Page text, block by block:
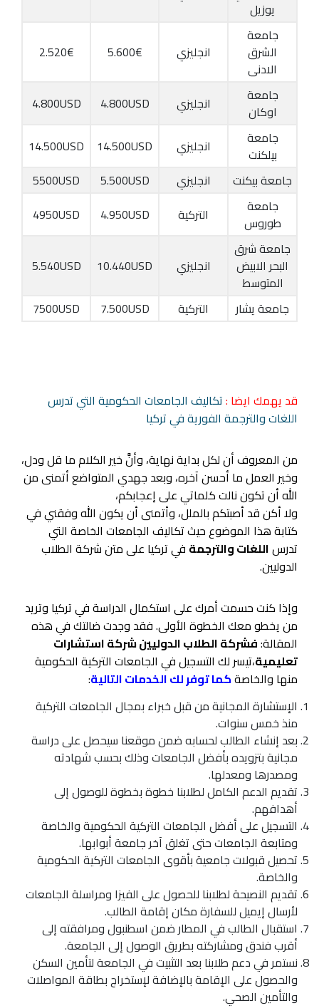
يوزيل
جامعة
الشرق
الادنى
انجليزي 5.600€
2.520€
جامعة
اوكان
انجليزي 4.800USD
4.800USD
جامعة
بيلكنت
انجليزي 14.500USD
14.500USD
جامعة بيكنت
انجليزي 5.500USD
5500USD
جامعة
طوروس
التركية 4.950USD
4950USD
جامعة شرق
البحر الابيض
المتوسط
انجليزي 10.440USD
5.540USD
جامعة يشار
التركية 7.500USD
7500USD
قد يهمك ايضا :تكاليف الجامعات الحكومية التي تدرس
اللغات والترجمة الفورية في تركيا
من المعروف أن لكل بداية نهاية، وأنَّ خير الكلام ما قل ودل،
وخير العمل ما أحسن آخره، وبعد جهدي المتواضع أتمنى من
الله أن تكون نالت كلماتي على إعجابكم،
ولا أكن قد أصبتكم بالملل، وأتمنى أن يكون الله وفقني في
كتابة هذا الموضوع حيث تكاليف الجامعات الخاصة التي
تدرساللغات والترجمة في تركيا على متن شركة الطلاب
الدوليين.
وإذا كنت حسمت أمرك على استكمال الدراسة في تركيا وتريد
من يخطو معك الخطوة الأولى. فقد وجدت ضالتك في هذه
المقالة:فشركة الطلاب الدوليين شركة استشارات
تعليمية،تيسر لك التسجيل في الجامعات التركية الحكومية
منها والخاصةكما توفر لك الخدمات التالية:
الإستشارة المجانية من قبل خبراء بمجال الجامعات التركية
منذ خمس سنوات.
بعد إنشاء الطالب لحسابه ضمن موقعنا سيحصل على دراسة
مجانية بتزويده بأفضل الجامعات وذلك بحسب شهادته
ومصدرها ومعدلها.
تقديم الدعم الكامل لطلابنا خطوة بخطوة للوصول إلى
أهدافهم.
التسجيل على أفضل الجامعات التركية الحكومية والخاصة
ومتابعة الجامعات حتى تغلق آخر جامعة أبوابها.
تحصيل قبولات جامعية بأقوى الجامعات التركية الحكومية
والخاصة.
تقديم النصيحة لطلابنا للحصول على الفيزا ومراسلة الجامعات
لأرسال إيميل للسفارة مكان إقامة الطالب.
استقبال الطالب في المطار ضمن اسطنبول ومرافقته إلى
أقرب فندق ومشاركته بطريق الوصول إلى الجامعة.
نستمر في دعم طلابنا بعد التثبيت في الجامعة لتأمين السكن
والحصول على الإقامة بالإضافة لإستخراج بطاقة المواصلات
والتأمين الصحي.